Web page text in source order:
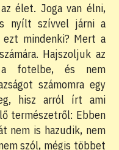
élet. Joga van élni,
nyílt szívvel járni a
mindenki? Mert a
Hajszoljuk az
a fotelbe, és nem
számomra egy
hisz arról írt ami
természetről: Ebben
nem is hazudik, nem
szól, mégis többet